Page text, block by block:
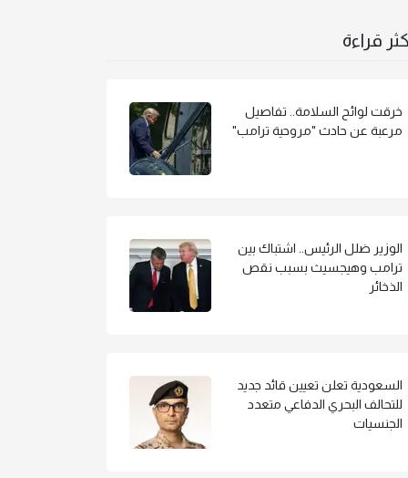
قراءة
خرقت لوائح السلامة.. تفاصيل
مرعبة عن حادث "مروحية ترامب"
الوزير ضلل الرئيس.. اشتباك بين
ترامب وهيجسيث بسبب نقص
الذخائر
السعودية تعلن تعيين قائد جديد
للتحالف البحري الدفاعي متعدد
الجنسيات